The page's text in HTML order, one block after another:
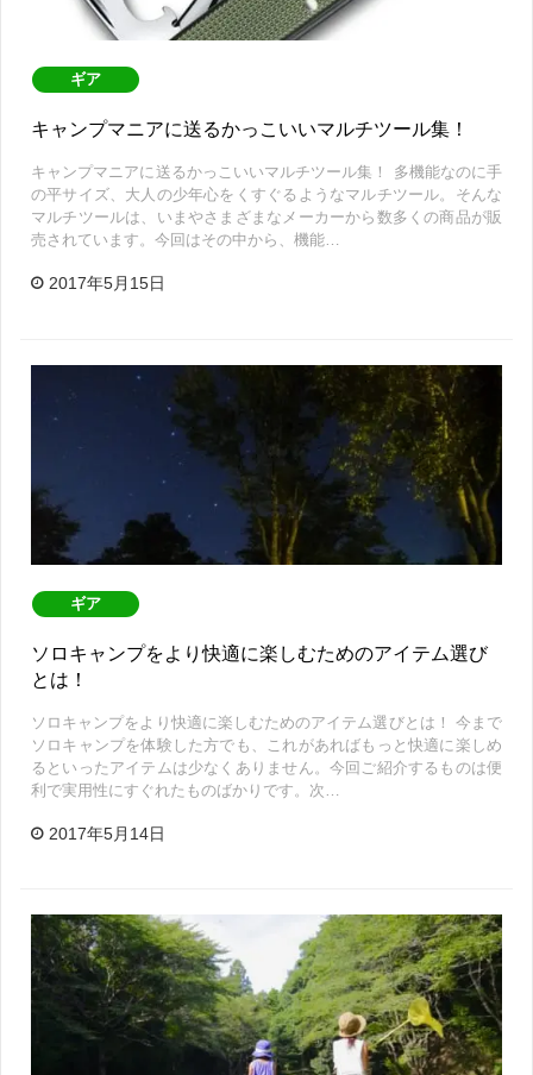
ギア
キャンプマニアに送るかっこいいマルチツール集！
キャンプマニアに送るかっこいいマルチツール集！ 多機能なのに手
の平サイズ、大人の少年心をくすぐるようなマルチツール。そんな
マルチツールは、いまやさまざまなメーカーから数多くの商品が販
売されています。今回はその中から、機能…
2017年5月15日
ギア
ソロキャンプをより快適に楽しむためのアイテム選び
とは！
ソロキャンプをより快適に楽しむためのアイテム選びとは！ 今まで
ソロキャンプを体験した方でも、これがあればもっと快適に楽しめ
るといったアイテムは少なくありません。今回ご紹介するものは便
利で実用性にすぐれたものばかりです。次…
2017年5月14日